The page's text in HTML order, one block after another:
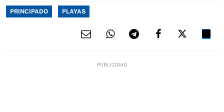
PRINCIPADO PLAYAS